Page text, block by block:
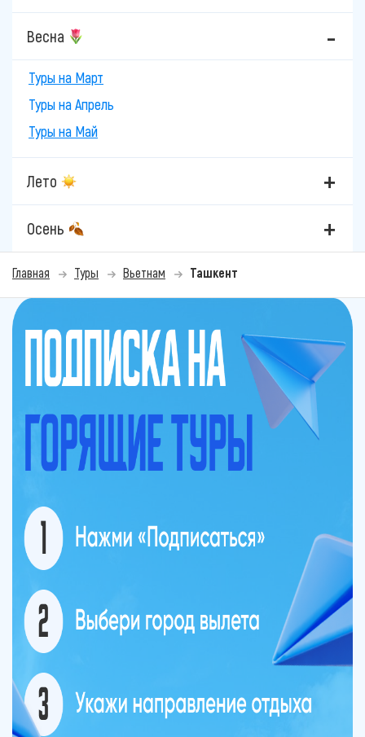
Весна
Туры на Март
Туры на Апрель
Туры на Май
Лето
Осень
Главная Туры Вьетнам Ташкент